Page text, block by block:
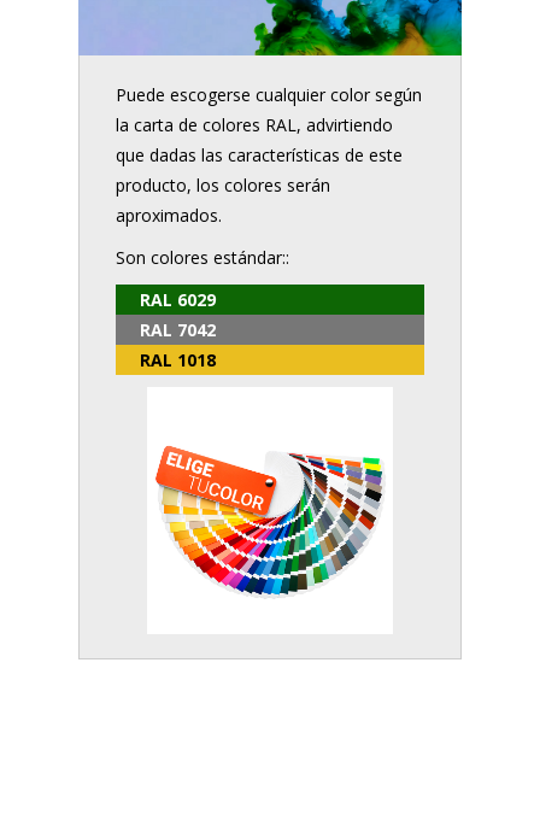
Puede escogerse cualquier color según
la carta de colores RAL, advirtiendo
que dadas las características de este
producto, los colores serán
aproximados.
Son colores estándar::
RAL 6029
RAL 7042
RAL 1018